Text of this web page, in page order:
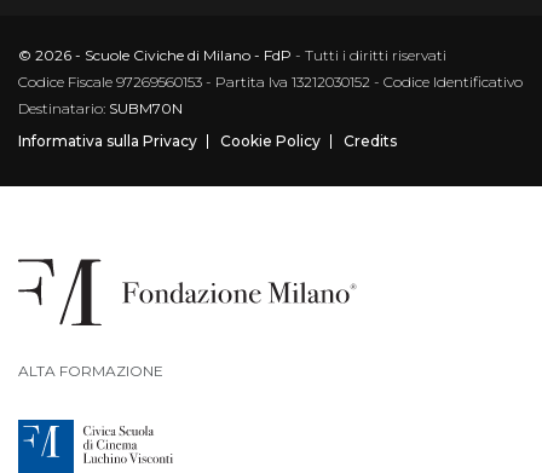
© 2026 - Scuole Civiche di Milano - FdP - Tutti i diritti riservati
Codice Fiscale 97269560153 - Partita Iva 13212030152 - Codice Identificativo
Destinatario: SUBM70N
Informativa sulla Privacy
Cookie Policy Credits
ALTA FORMAZIONE